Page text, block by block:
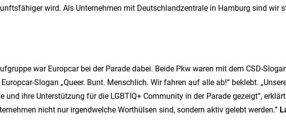
wird. Als Unternehmen mit Deutschlandzentrale in Hamburg sind wir
war Europcar bei der Parade dabei. Beide Pkw waren mit dem CSD-
Slogan „Queer. Bunt. Menschlich. Wir fahren auf alle ab!“ beklebt.
ihre Unterstützung für die LGBTIQ+ Community in der Parade gezeigt“,
nicht nur irgendwelche Worthülsen sind, sondern aktiv gelebt werden.”